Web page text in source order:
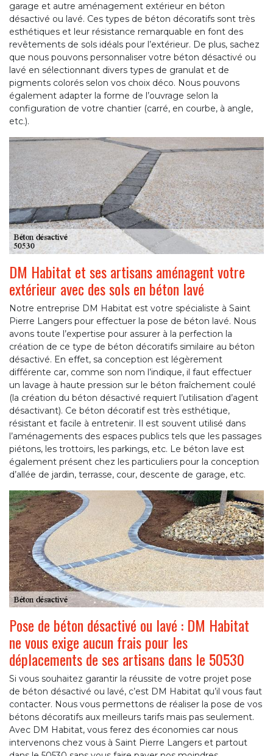
garage et autre aménagement extérieur en béton
désactivé ou lavé. Ces types de béton décoratifs sont très
esthétiques et leur résistance remarquable en font des
revêtements de sols idéals pour l’extérieur. De plus, sachez
que nous pouvons personnaliser votre béton désactivé ou
lavé en sélectionnant divers types de granulat et de
pigments colorés selon vos choix déco. Nous pouvons
également adapter la forme de l’ouvrage selon la
configuration de votre chantier (carré, en courbe, à angle,
etc.).
DM Habitat et ses artisans aménagent votre
extérieur avec des sols en béton lavé
Notre entreprise DM Habitat est votre spécialiste à Saint
Pierre Langers pour effectuer la pose de béton lavé. Nous
avons toute l’expertise pour assurer à la perfection la
création de ce type de béton décoratifs similaire au béton
désactivé. En effet, sa conception est légèrement
différente car, comme son nom l’indique, il faut effectuer
un lavage à haute pression sur le béton fraîchement coulé
(la création du béton désactivé requiert l’utilisation d’agent
désactivant). Ce béton décoratif est très esthétique,
résistant et facile à entretenir. Il est souvent utilisé dans
l’aménagements des espaces publics tels que les passages
piétons, les trottoirs, les parkings, etc. Le béton lave est
également présent chez les particuliers pour la conception
d’allée de jardin, terrasse, cour, descente de garage, etc.
Pose de béton désactivé ou lavé : DM Habitat
ne vous exige aucun frais pour les
déplacements de ses artisans dans le 50530
Si vous souhaitez garantir la réussite de votre projet pose
de béton désactivé ou lavé, c’est DM Habitat qu’il vous faut
contacter. Nous vous permettons de réaliser la pose de vos
bétons décoratifs aux meilleurs tarifs mais pas seulement.
Avec DM Habitat, vous ferez des économies car nous
intervenons chez vous à Saint Pierre Langers et partout